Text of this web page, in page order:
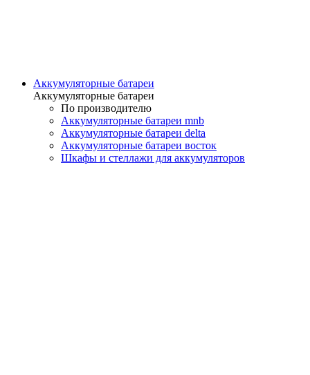
Аккумуляторные батареи
Аккумуляторные батареи
По производителю
Аккумуляторные батареи mnb
Аккумуляторные батареи delta
Аккумуляторные батареи восток
Шкафы и стеллажи для аккумуляторов